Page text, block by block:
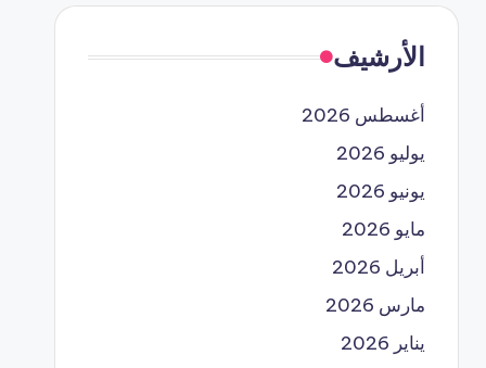
الأرشيف
أغسطس 2026
يوليو 2026
يونيو 2026
مايو 2026
أبريل 2026
مارس 2026
يناير 2026